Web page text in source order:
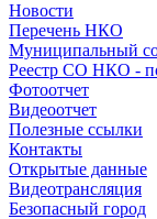
Новости
Перечень НКО
Муниципальный
Реестр СО НКО -
Фотоотчет
Видеоотчет
Полезные ссылки
Контакты
Открытые данные
Видеотрансляция
Безопасный город